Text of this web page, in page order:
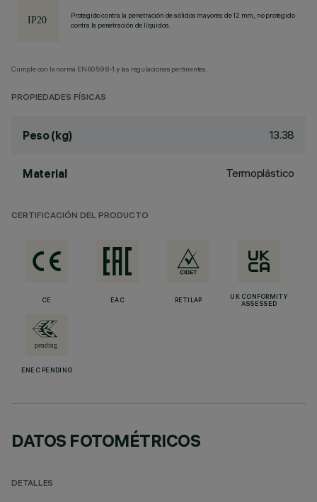
Protegido contra la penetración de sólidos mayores de 12 mm, no protegido
contra la penetración de líquidos.
Cumple con la norma EN60598-1 y las regulaciones pertinentes.
PROPIEDADES FÍSICAS
Peso (kg) 13.38
Material Termoplástico
CERTIFICACIÓN DEL PRODUCTO
CE EAC RETILAP
UK CONFORMITY
ASSESSED
ENEC PENDING
DATOS FOTOMÉTRICOS
DETALLES